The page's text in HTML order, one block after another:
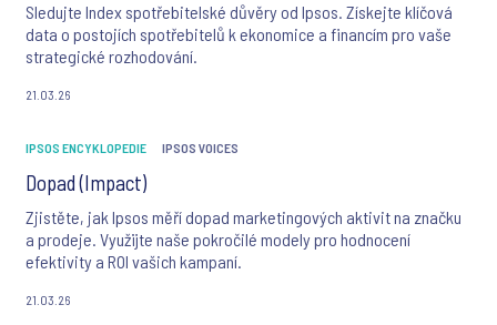
Sledujte Index spotřebitelské důvěry od Ipsos. Získejte klíčová
data o postojích spotřebitelů k ekonomice a financím pro vaše
strategické rozhodování.
21.03.26
IPSOS ENCYKLOPEDIE IPSOS VOICES
Dopad (Impact)
Zjistěte, jak Ipsos měří dopad marketingových aktivit na značku
a prodeje. Využijte naše pokročilé modely pro hodnocení
efektivity a ROI vašich kampaní.
21.03.26